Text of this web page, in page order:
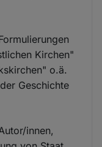
Kirchen"
o.ä.
Geschichte
innen,